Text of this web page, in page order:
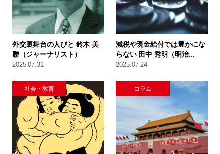
外交裏舞台の人びと 鈴木 美
勝（ジャーナリスト）
2025.07.31
減税や現金給付では豊かにな
らない 田中 秀明（明治...
2025.07.24
社会・教育 コラム